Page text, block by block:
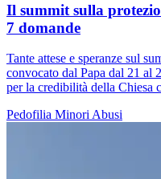
Il summit sulla
7 domande
Tante attese e speranze sul
convocato dal Papa dal 21 al
per la credibilità della Chiesa
Pedofilia Minori Abusi